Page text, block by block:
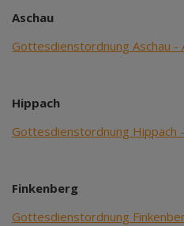
Aschau
Gottesdienstordnung Aschau -
Hippach
Gottesdienstordnung Hippach
Finkenberg
Gottesdienstordnung